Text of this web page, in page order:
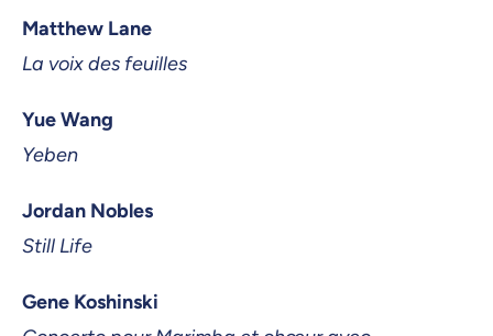
Matthew Lane
La voix des feuilles
Yue Wang
Yeben
Jordan Nobles
Still Life
Gene Koshinski